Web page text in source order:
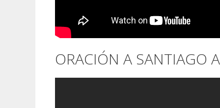
ORACIÓN A SANTIAGO